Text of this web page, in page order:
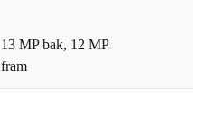
13 MP bak, 12 MP
fram